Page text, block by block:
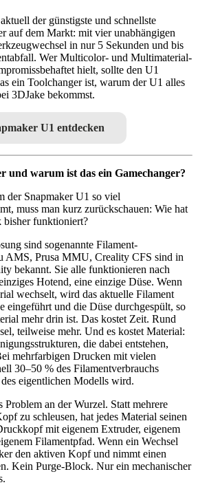
der günstigste und schnellste
auf dem Markt: mit vier unabhängigen
in nur 5 Sekunden und bis
Wer Multicolor- und Multimaterial-
hielt, sollte den U1
ein Toolchanger ist, warum der U1 alles
3DJake bekommst.
U1 entdecken
und warum ist das ein Gamechanger?
der Snapmaker U1 so viel
muss man kurz zurückschauen: Wie hat
funktioniert?
sind sogenannte Filament-
AMS, Prusa MMU, Creality CFS sind in
bekannt. Sie alle funktionieren nach
Hotend, eine einzige Düse. Wenn
wechselt, wird das aktuelle Filament
eingeführt und die Düse durchgespült, so
mehr drin ist. Das kostet Zeit. Rund
teilweise mehr. Und es kostet Material:
die dabei entstehen,
mehrfarbigen Drucken mit vielen
30–50 % des Filamentverbrauchs
eigentlichen Modells wird.
Problem an der Wurzel. Statt mehrere
zu schleusen, hat jedes Material seinen
mit eigenem Extruder, eigenem
Filamentpfad. Wenn ein Wechsel
den aktiven Kopf und nimmt einen
Kein Purge-Block. Nur ein mechanischer